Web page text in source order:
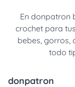
En donpatron
crochet para
bebes, gorros,
todo
donpatron